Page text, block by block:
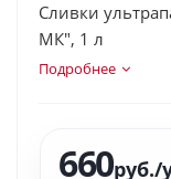
Сливки
МК", 1 л
Подробнее
660руб./